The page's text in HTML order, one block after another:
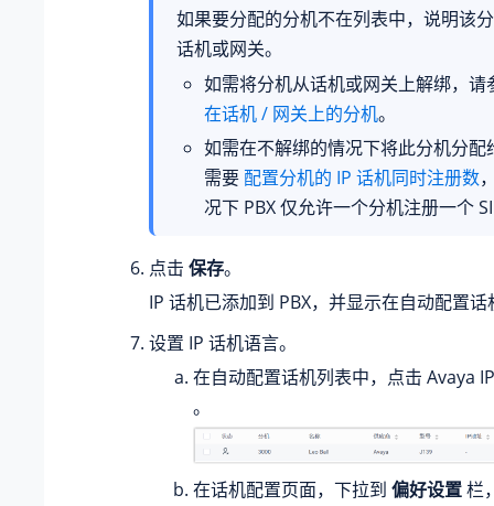
如果要分配的分机不在列表中，说明该
话机或网关。
如需将分机从话机或网关上解绑，
在话机 / 网关上的分机。
如需在不解绑的情况下将此分机分配
需要 配置分机的 IP 话机同时注册数
况下 PBX 仅允许一个分机注册一个
点击 保存。
IP 话机已添加到 PBX，并显示在自动配置
设置 IP 话机语言。
在自动配置话机列表中，点击 Avaya
。
在话机配置页面，下拉到 偏好设置栏